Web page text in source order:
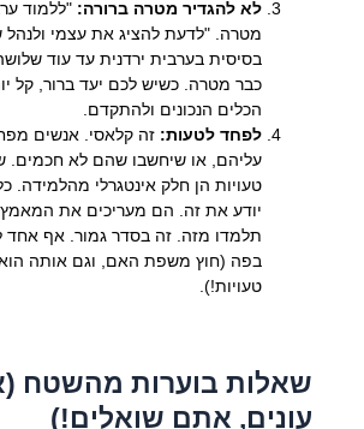
לא להגדיר מטרה ברורה: "ללמוד
מטרה. "לדעת להציג את עצמי ולנהל
בסיסית בערבית ירדנית עד עוד
כבר מטרה. כשיש לכם יעד ברור, קל
הכלים הנכונים ולהתקדם.
לפחד לטעות: זה קלאסי. אנשים
עליהם, או שיחשבו שהם לא חכמים.
טעויות הן חלק אינטגרלי מהלמידה.
יודע את זה. הם מעריכים את
תלמדו מזה. זה בסדר גמור. אף אחד
בפה (חוץ משפת האם, וגם אותה
טעויות!).
שאלות בוערות מהשטח
עונים, אתם שואלים!)